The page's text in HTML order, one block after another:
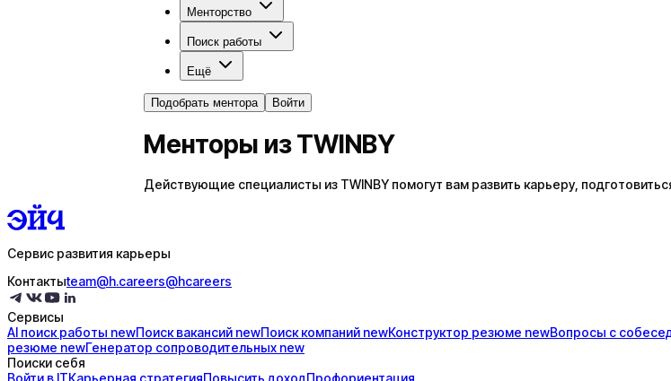
Менторство
Поиск работы
Ещё
Подобрать ментора Войти
Менторы из TWINBY
Действующие специалисты из TWINBY помогут вам развить карьеру,
Сервис развития карьеры
Контактыteam@h.careers@hcareers
Сервисы
AI поискработы newПоисквакансий newПоисккомпаний newКонструктор резюме newВопросы с
резюме newГенератор сопроводительных new
Поиски себя
Войти в ITКарьерная стратегияПовысить доходПрофориентация